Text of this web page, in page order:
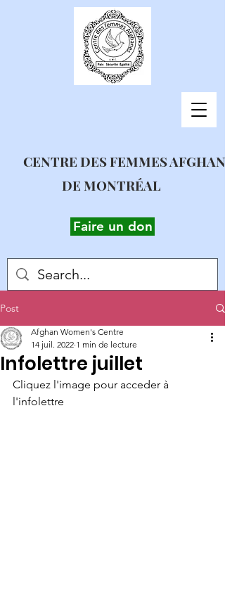
CENTRE DES FEMMES
DE MONTRÉAL
Faire un don
Post
Infolettre juillet
Afghan Women's Centre
14 juil. 2022 1 min de lecture
Cliquez l'image pour acceder à
l'infolettre